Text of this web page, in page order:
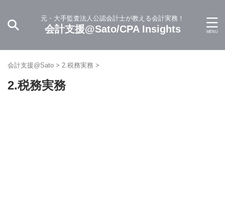
元・大手監査法人公認会計士が教える会計実務！
会計支援@Sato/CPA Insights
会計支援@Sato > 2.税務実務 >
2.税務実務